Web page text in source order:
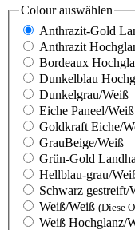
Colourauswählen
Anthrazit-Gold
Anthrazit
Bordeaux
Dunkelblau
Dunkelgrau/Weiß
Eiche Paneel/Weiß
Goldkraft Eiche/
GrauBeige/Weiß
Grün-Gold
Hellblau-grau/
Schwarz gestreift/
Weiß/Weiß (Diese
Weiß Hochglanz/